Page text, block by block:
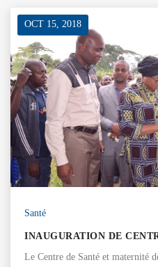
OCT 15, 2018
Santé
INAUGURATION DE
Le Centre de Santé et maternité